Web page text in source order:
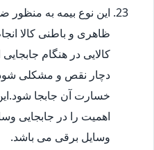
این نوع بیمه به
ظاهری و باطنی کالا
کالایی در هنگام
دچار نقص و مشکلی
خسارت آن جابجا
اهمیت را در جابجایی
وسایل برقی می باشد.